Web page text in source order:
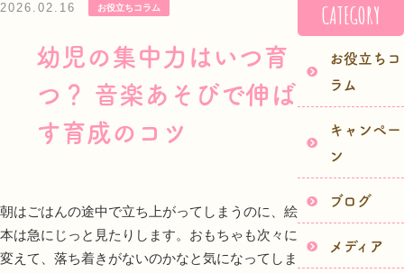
2026.02.16 お役立ちコラム
幼児の集中力はいつ育
つ？ 音楽あそびで伸ば
す育成のコツ
朝はごはんの途中で立ち上がってしまうのに、絵
本は急にじっと見たりします。おもちゃも次々に
変えて、落ち着きがないのかなと気になってしま
CATEGORY
お役立ちコ
ラム
キャンペー
ン
ブログ
メディア